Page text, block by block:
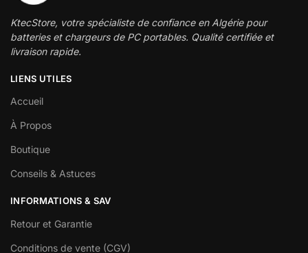
KtecStore, votre spécialiste de confiance en Algérie pour
batteries et chargeurs de PC portables. Qualité certifiée et
livraison rapide.
LIENS UTILES
Accueil
À Propos
Boutique
Conseils & Astuces
INFORMATIONS & SAV
Retour et Garantie
Conditions de vente (CGV)